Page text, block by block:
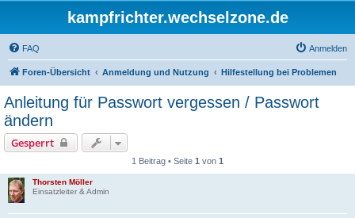
kampfrichter.wechselzone.de
FAQ Anmelden
Foren-Übersicht Anmeldung und Nutzung Hilfestellung bei Problemen
Anleitung für Passwort vergessen / Passwort
ändern
Gesperrt
1 Beitrag • Seite 1 von 1
Thorsten Möller
Einsatzleiter & Admin